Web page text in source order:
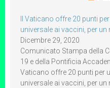
Il Vaticano offre 20 punti
universale ai vaccini, per
Dicembre 29, 2020
Comunicato Stampa della
19 e della Pontificia
Vaticano offre 20 punti per
universale ai vaccini, per